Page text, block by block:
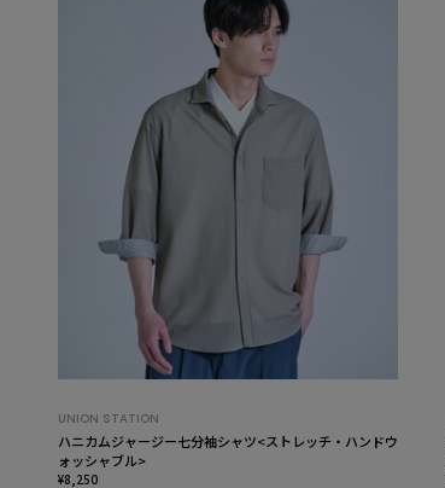
UNION STATION
ハニカムジャージー七分袖シャツ<ストレッチ・ハンドウ
ォッシャブル>
¥8,250